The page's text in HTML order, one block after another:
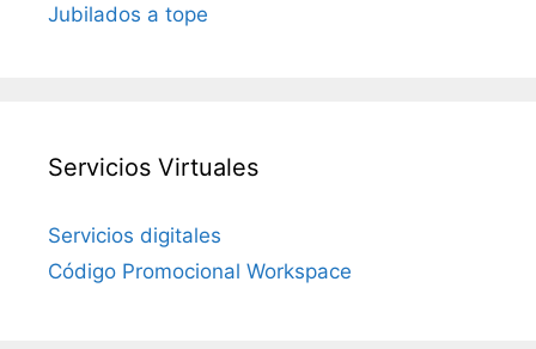
Jubilados a tope
Servicios Virtuales
Servicios digitales
Código Promocional Workspace